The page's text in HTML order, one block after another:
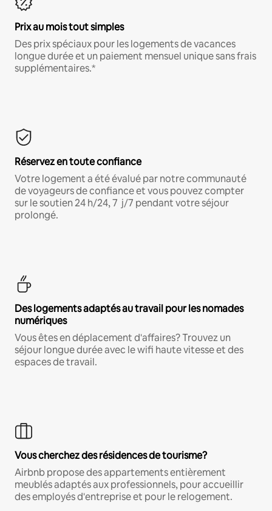
Prix au mois tout simples
Des prix spéciaux pour les logements de vacances
longue durée et un paiement mensuel unique sans frais
supplémentaires.*
Réservez en toute confiance
Votre logement a été évalué par notre communauté
de voyageurs de confiance et vous pouvez compter
sur le soutien 24 h/24, 7 j/7 pendant votre séjour
prolongé.
Des logements adaptés au travail pour les nomades
numériques
Vous êtes en déplacement d'affaires? Trouvez un
séjour longue durée avec le wifi haute vitesse et des
espaces de travail.
Vous cherchez des résidences de tourisme?
Airbnb propose des appartements entièrement
meublés adaptés aux professionnels, pour accueillir
des employés d'entreprise et pour le relogement.